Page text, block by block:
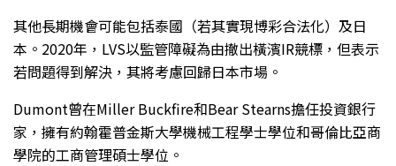
其他長期機會可能包括泰國（若其實現博彩合法化）及日
本。2020年，LVS以監管障礙為由撤出橫濱IR競標，但表示
若問題得到解決，其將考慮回歸日本市場。
Dumont曾在Miller Buckfire和Bear Stearns擔任投資銀行
家，擁有約翰霍普金斯大學機械工程學士學位和哥倫比亞商
學院的工商管理碩士學位。